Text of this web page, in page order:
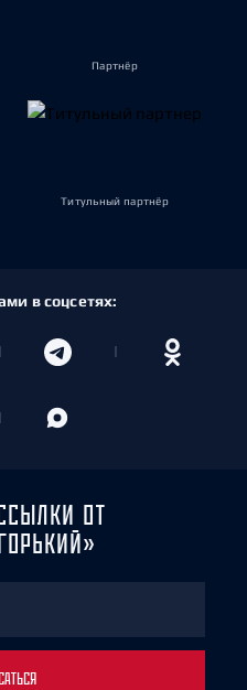
Партнёр
Титульный партнёр
в соцсетях:
ОТ